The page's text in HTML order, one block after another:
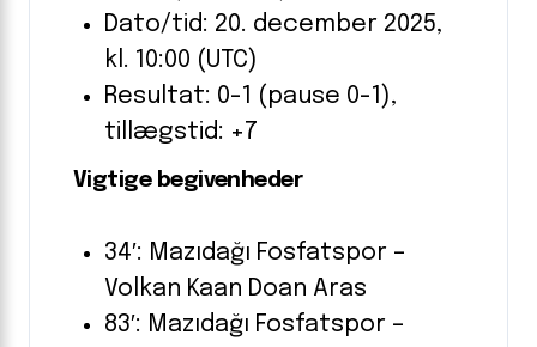
Dato/tid: 20. december 2025,
kl. 10:00 (UTC)
Resultat: 0-1 (pause 0-1),
tillægstid: +7
Vigtige begivenheder
34′: Mazıdağı Fosfatspor –
Volkan Kaan Doan Aras
83′: Mazıdağı Fosfatspor –